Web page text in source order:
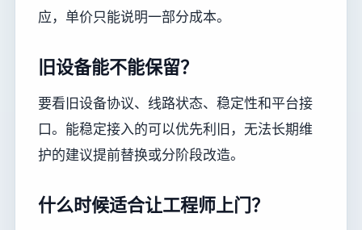
应，单价只能说明一部分成本。
旧设备能不能保留？
要看旧设备协议、线路状态、稳定性和平台接
口。能稳定接入的可以优先利旧，无法长期维
护的建议提前替换或分阶段改造。
什么时候适合让工程师上门？